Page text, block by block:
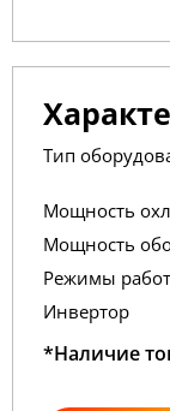
Тип
Мощность
Мощность
Режимы
Инвертор
*Наличие